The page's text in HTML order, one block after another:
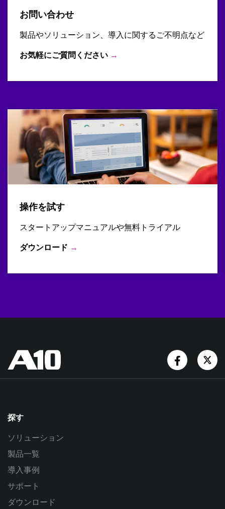
お問い合わせ
製品やソリューション、導入に関するご不明点など
お気軽にご質問ください →
操作を試す
スタートアップマニュアルや無料トライアル
ダウンロード →
探す
ソリューション
製品一覧
導入事例
サポート
ダウンロード